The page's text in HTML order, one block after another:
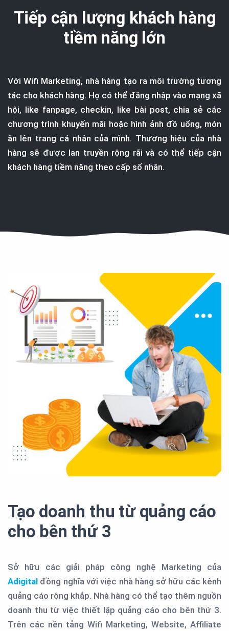
Tiếp cận lượng khách hàng
tiềm năng lớn
Với Wifi Marketing, nhà hàng tạo ra môi trường tương
tác cho khách hàng. Họ có thể đăng nhập vào mạng xã
hội, like fanpage, checkin, like bài post, chia sẻ các
chương trình khuyến mãi hoặc hình ảnh đồ uống, món
ăn lên trang cá nhân của mình. Thương hiệu của nhà
hàng sẽ được lan truyền rộng rãi và có thể tiếp cận
khách hàng tiềm năng theo cấp số nhân.
Tạo doanh thu từ quảng cáo
cho bên thứ 3
Sở hữu các giải pháp công nghệ Marketing của
Adigital đồng nghĩa với việc nhà hàng sở hữu các kênh
quảng cáo rộng khắp. Nhà hàng có thể tạo thêm nguồn
doanh thu từ việc thiết lập quảng cáo cho bên thứ 3.
Trên các nền tảng Wifi Marketing, Website, Affiliate